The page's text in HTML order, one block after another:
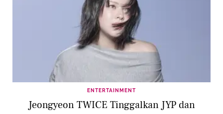
ENTERTAINMENT
Jeongyeon TWICE Tinggalkan JYP dan